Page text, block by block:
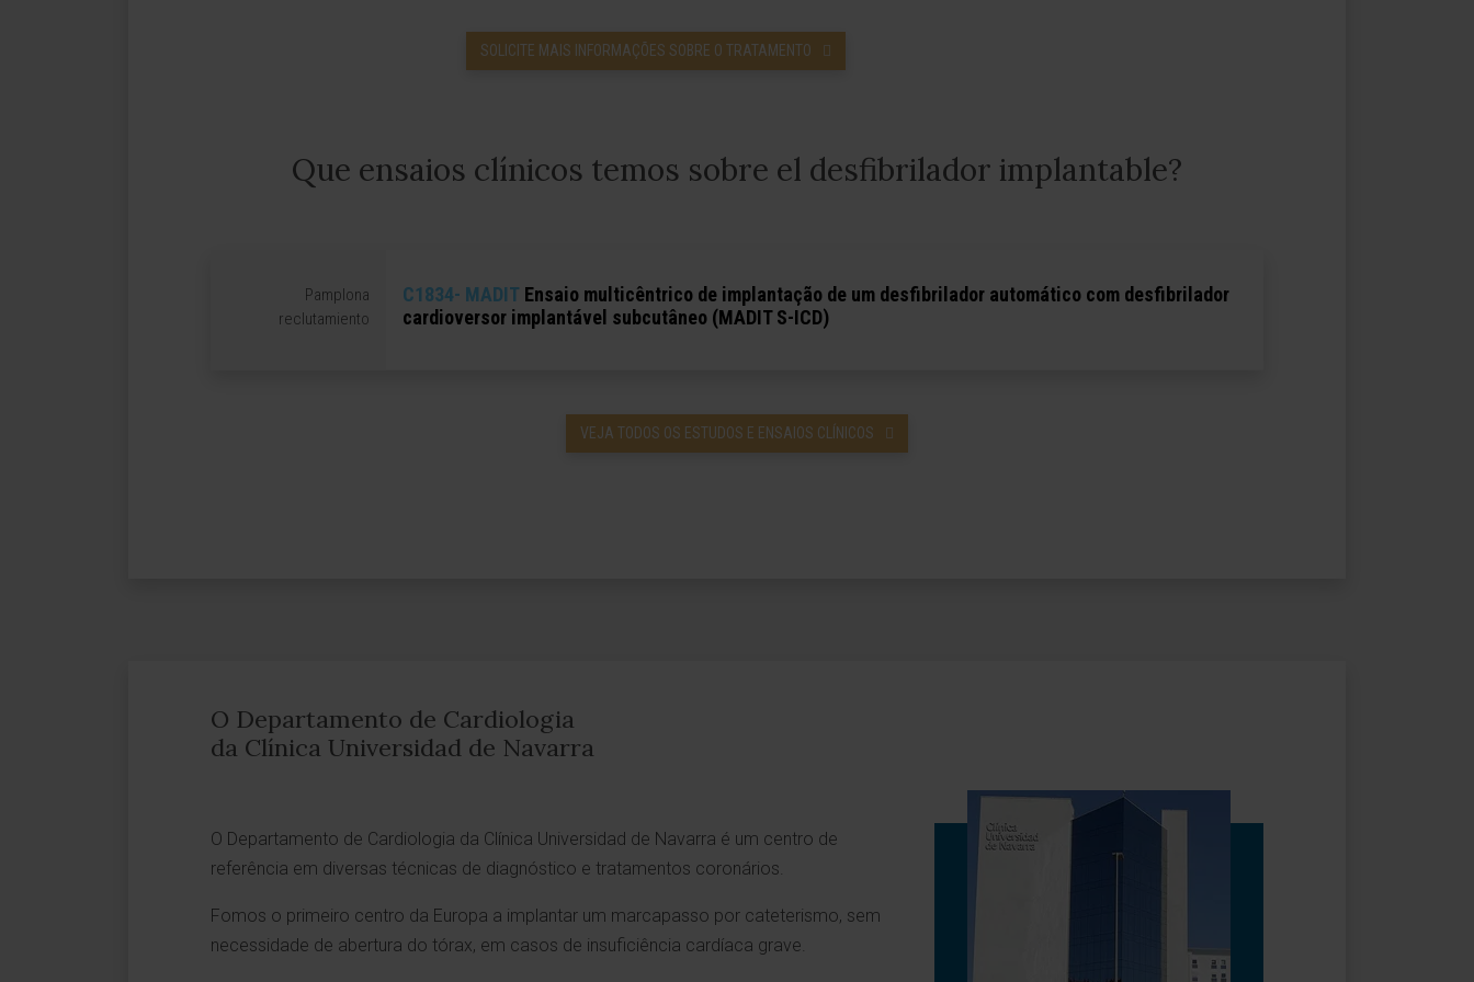
SOLICITE MAIS INFORMAÇÕES SOBRE O TRATAMENTO
Que ensaios clínicos temos sobre el desfibrilador implantable?
Pamplona
reclutamiento
C1834- MADIT Ensaio multicêntrico de implantação de um desfibrilador automático com desfibrilador
cardioversor implantável subcutâneo (MADIT S-ICD)
VEJA TODOS OS ESTUDOS E ENSAIOS CLÍNICOS
O Departamento de Cardiologia
da Clínica Universidad de Navarra
O Departamento de Cardiologia da Clínica Universidad de Navarra é um centro de
referência em diversas técnicas de diagnóstico e tratamentos coronários.
Fomos o primeiro centro da Europa a implantar um marcapasso por cateterismo, sem
necessidade de abertura do tórax, em casos de insuficiência cardíaca grave.